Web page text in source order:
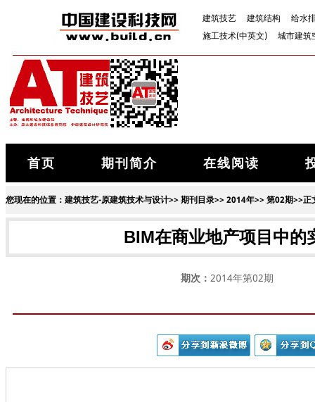
建筑技艺 建筑结构
给水
施工技术(中英文)
城市建筑
首页 期刊简介 在线阅读
您现在的位置： 建筑技艺-原建筑技术与设计>>期刊目录>>2014年>>第02期>>正
BIM在商业地产项目中
期次： 2014年第02期